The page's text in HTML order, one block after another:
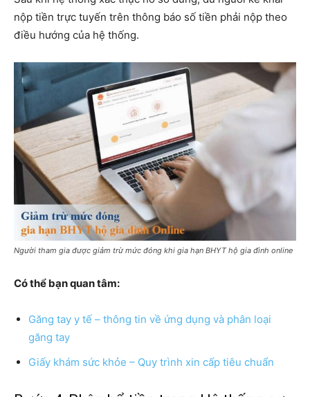
nộp tiền trực tuyến trên thông báo số tiền phải nộp theo
điều hướng của hệ thống.
Người tham gia được giảm trừ mức đóng khi gia hạn BHYT hộ gia đình online
Có thể bạn quan tâm:
Găng tay y tế – thông tin về ứng dụng và phân loại
găng tay
Giấy khám sức khỏe – Quy trình xin cấp tiêu chuẩn